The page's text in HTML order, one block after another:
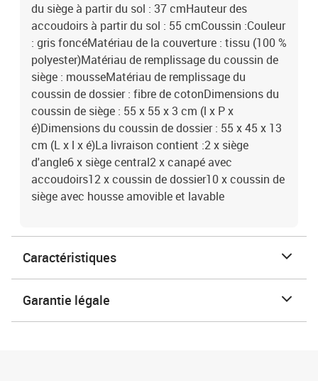
du siège à partir du sol : 37 cmHauteur des
accoudoirs à partir du sol : 55 cmCoussin :Couleur
: gris foncéMatériau de la couverture : tissu (100 %
polyester)Matériau de remplissage du coussin de
siège : mousseMatériau de remplissage du
coussin de dossier : fibre de cotonDimensions du
coussin de siège : 55 x 55 x 3 cm (l x P x
é)Dimensions du coussin de dossier : 55 x 45 x 13
cm (L x l x é)La livraison contient :2 x siège
d'angle6 x siège central2 x canapé avec
accoudoirs12 x coussin de dossier10 x coussin de
siège avec housse amovible et lavable
Caractéristiques
Garantie légale